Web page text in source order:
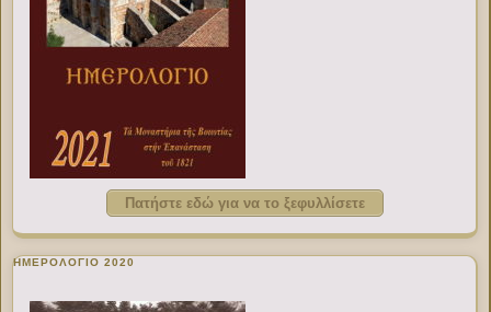
Πατήστε εδώ για να το ξεφυλλίσετε
ΗΜΕΡΟΛΟΓΙΟ 2020